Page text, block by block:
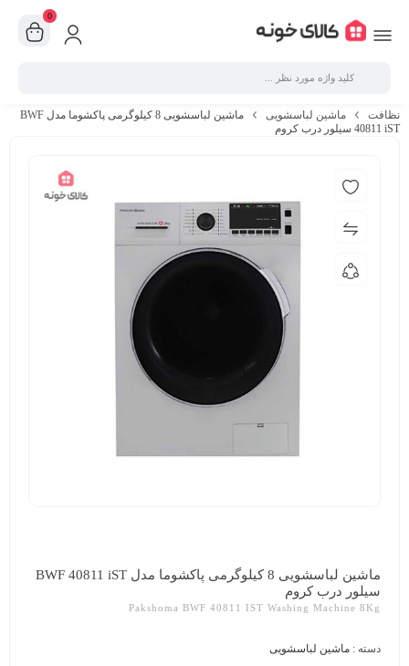
0
نظافت ماشین لباسشویی
ماشین لباسشویی 8 کیلوگرمی پاکشوما مدل BWF
40811 iST سیلور درب کروم
ماشین لباسشویی 8 کیلوگرمی پاکشوما مدل BWF 40811 iST
سیلور درب کروم
Pakshoma BWF 40811 IST Washing Machine 8Kg
دسته : ماشین لباسشویی